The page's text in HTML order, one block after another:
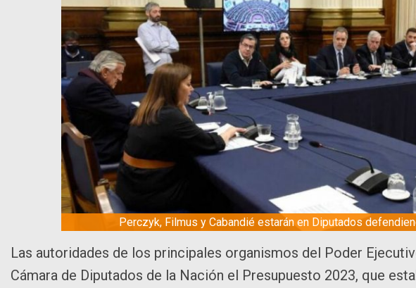
Perczyk, Filmus y Cabandié estarán en Diputados
Las autoridades de los principales organismos del Poder
Cámara de Diputados de la Nación el Presupuesto 2023, que